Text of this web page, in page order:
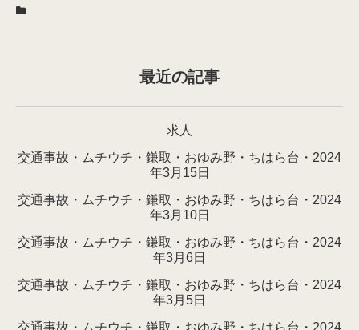
最近の記事
求人
交通事故・ムチウチ・鎌取・おゆみ野・ちはら台・2024
年3月15日
交通事故・ムチウチ・鎌取・おゆみ野・ちはら台・2024
年3月10日
交通事故・ムチウチ・鎌取・おゆみ野・ちはら台・2024
年3月6日
交通事故・ムチウチ・鎌取・おゆみ野・ちはら台・2024
年3月5日